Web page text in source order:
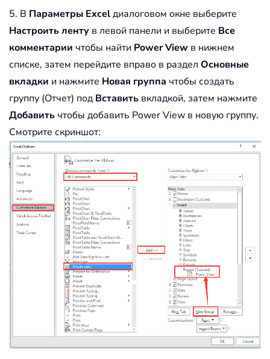
5. В Параметры Excelдиалоговом окне выберите
Настроить ленту в левой панели и выберите Все
комментарии чтобы найти Power View в нижнем
списке, затем перейдите вправо в раздел Основные
вкладки и нажмите Новая группа чтобы создать
группу (Отчет) под Вставить вкладкой, затем нажмите
Добавить чтобы добавить Power View в новую группу.
Смотрите скриншот: